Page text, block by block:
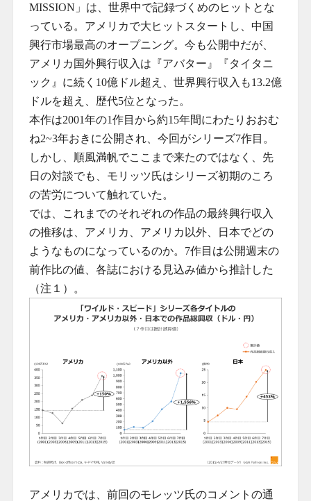
MISSION」は、世界中で記録づくめのヒットとな
っている。アメリカで大ヒットスタートし、中国
興行市場最高のオープニング。今も公開中だが、
アメリカ国外興行収入は『アバター』『タイタニ
ック』に続く10億ドル超え、世界興行収入も13.2億
ドルを超え、歴代5位となった。
本作は2001年の1作目から約15年間にわたりおおむ
ね2~3年おきに公開され、今回がシリーズ7作目。
しかし、順風満帆でここまで来たのではなく、先
日の対談でも、モリッツ氏はシリーズ初期のころ
の苦労について触れていた。
では、これまでのそれぞれの作品の最終興行収入
の推移は、アメリカ、アメリカ以外、日本でどの
ようなものになっているのか。7作目は公開週末の
前作比の値、各誌における見込み値から推計した
（注１）。
アメリカでは、前回のモレッツ氏のコメントの通